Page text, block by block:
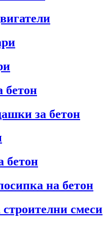
бетон
за бетон
бетон
на бетон
смеси